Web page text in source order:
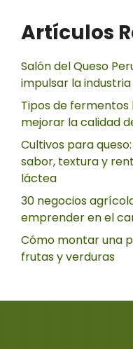
Artículos
Salón del Queso
impulsar la
Tipos de
mejorar la calidad
Cultivos para
sabor, textura y
láctea
30 negocios
emprender en el
Cómo montar una
frutas y verduras